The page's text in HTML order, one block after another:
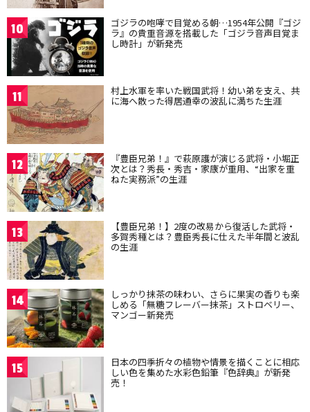
10 ゴジラの咆哮で目覚める朝…1954年公開『ゴジ
ラ』の貴重音源を搭載した「ゴジラ音声目覚ま
し時計」が新発売
11 村上水軍を率いた戦国武将！幼い弟を支え、共
に海へ散った得居通幸の波乱に満ちた生涯
12 『豊臣兄弟！』で萩原護が演じる武将・小堀正
次とは？秀長・秀吉・家康が重用、“出家を重
ねた実務派”の生涯
13 【豊臣兄弟！】2度の改易から復活した武将・
多賀秀種とは？豊臣秀長に仕えた半年間と波乱
の生涯
14 しっかり抹茶の味わい、さらに果実の香りも楽
しめる「無糖フレーバー抹茶」ストロベリー、
マンゴー新発売
15 日本の四季折々の植物や情景を描くことに相応
しい色を集めた水彩色鉛筆『色辞典』が新発
売！